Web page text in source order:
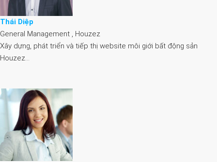
Thái Diệp
General Management , Houzez
Xây dựng, phát triển và tiếp thị website môi giới bất động sản
Houzez…